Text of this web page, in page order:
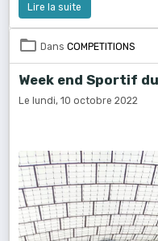
Lire la suite
Dans COMPETITIONS
Week end Sportif
Le lundi, 10 octobre 2022